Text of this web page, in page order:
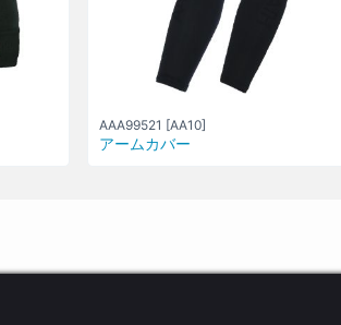
AAA99521 [AA10]
アームカバー